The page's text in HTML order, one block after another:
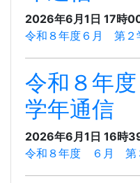
2026年6月1日 17時
令和８年度６月 第２
令和８年
学年通信
2026年6月1日 16時
令和８年度 ６月 第